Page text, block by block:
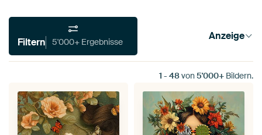
Filtern 5'000+ Ergebnisse Anzeige
1 - 48von5'000+ Bildern.